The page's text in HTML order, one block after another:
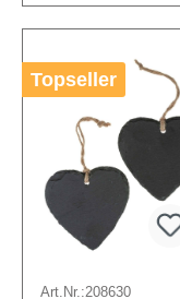
Topseller
Art.Nr.:208630